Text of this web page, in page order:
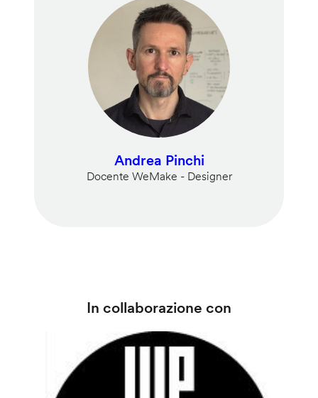
Andrea Pinchi
Docente WeMake - Designer
In collaborazione con